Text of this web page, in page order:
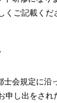
ご記載くだ
会規定に沿
申し出をされ